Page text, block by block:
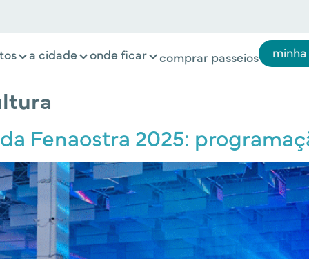
a cidade onde ficar comprar passeios
Fenaostra 2025: